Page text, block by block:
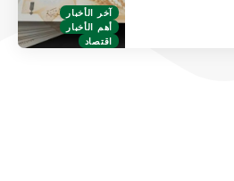
آخر الأخبار
أهم الأخبار
اقتصاد